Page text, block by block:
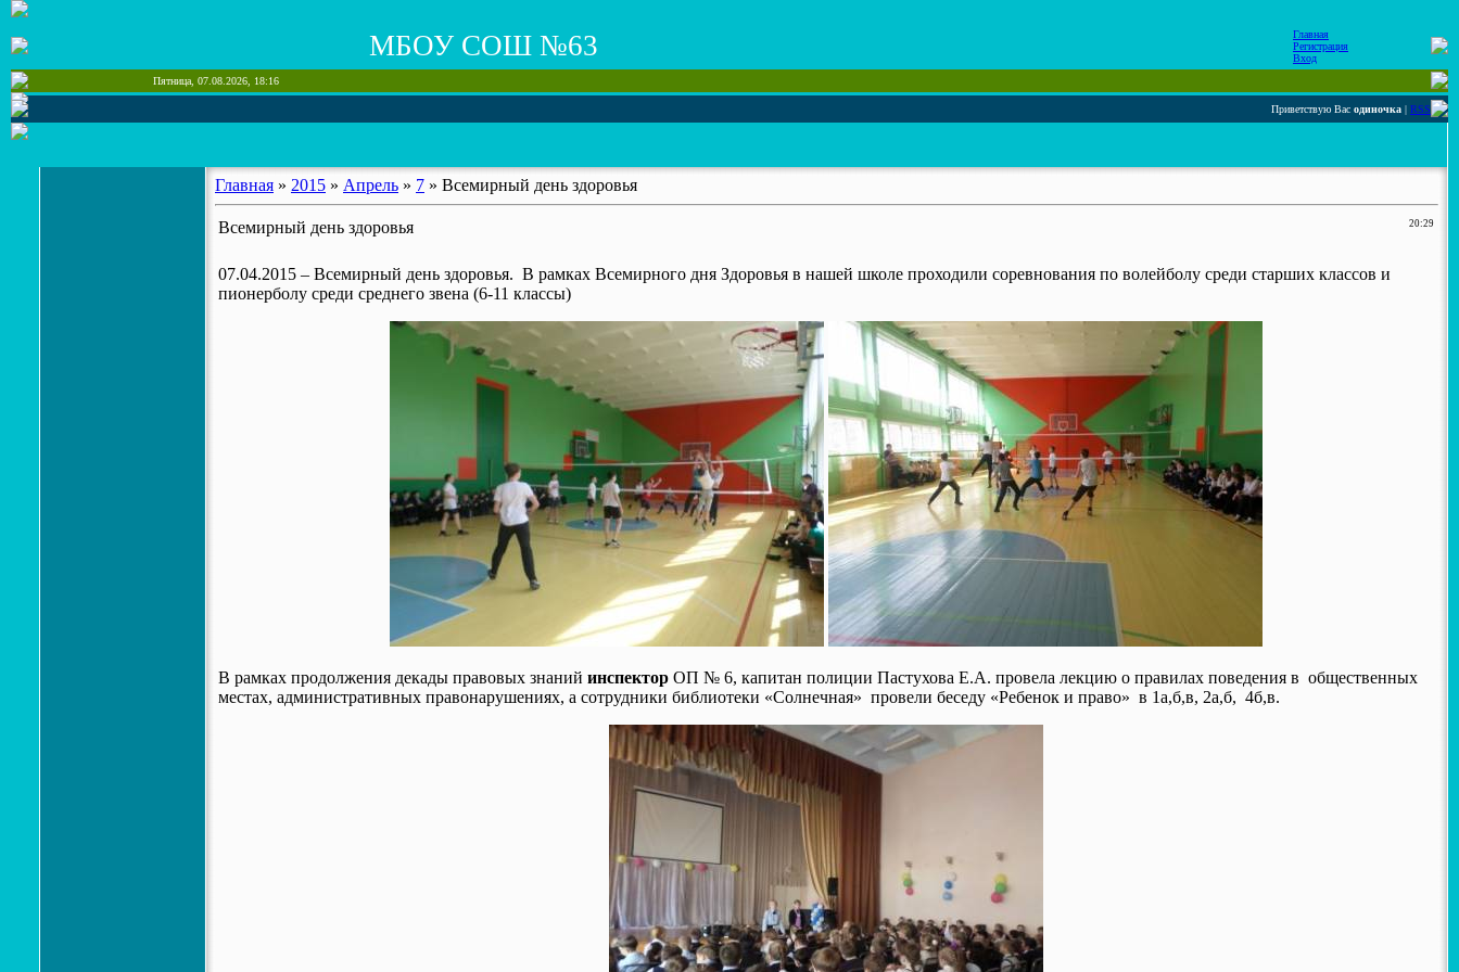
МБОУ СОШ №63
Главная
Регистрация
Вход
Пятница, 07.08.2026, 18:16
Приветствую Вас одиночка | RSS
Главная » 2015 » Апрель » 7 » Всемирный день здоровья
20:29
Всемирный день здоровья
07.04.2015 – Всемирный день здоровья. В рамках Всемирного дня Здоровья в нашей школе проходили соревнования по волейболу среди старших классов и
пионерболу среди среднего звена (6-11 классы)
В рамках продолжения декады правовых знаний инспектор ОП № 6, капитан полиции Пастухова Е.А. провела лекцию о правилах поведения в общественных
местах, административных правонарушениях, а сотрудники библиотеки «Солнечная» провели беседу «Ребенок и право» в 1а,б,в, 2а,б, 4б,в.